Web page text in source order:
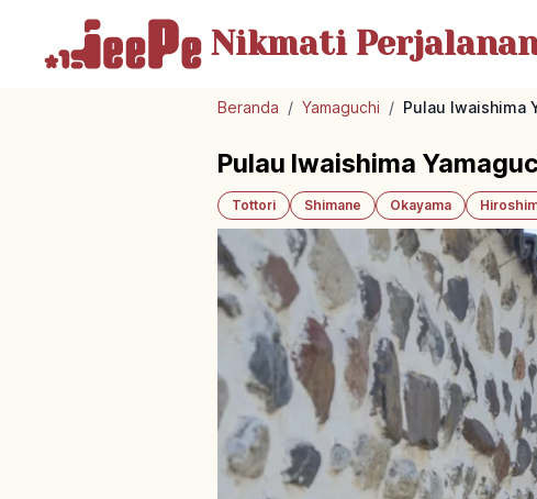
Nikmati
Beranda / Yamaguchi / Pulau Iwaishima
Pulau Iwaishima
Tottori Shimane Okayama